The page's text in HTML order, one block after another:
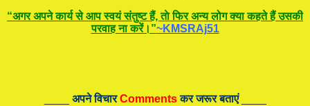
“अगर अपने कार्य से आप स्वयं संतुष्ट हैं, ताे फिर अन्य लोग क्या कहते हैं उसकी
परवाह ना करें।”~KMSRAj51
अपने विचारCommentsकर जरूर बताएं____